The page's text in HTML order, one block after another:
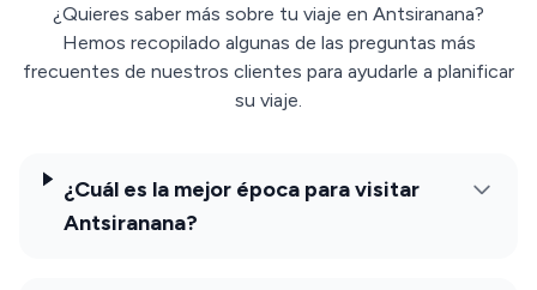
¿Quieres saber más sobre tu viaje en Antsiranana?
Hemos recopilado algunas de las preguntas más
frecuentes de nuestros clientes para ayudarle a planificar
su viaje.
¿Cuál es la mejor época para visitar
Antsiranana?